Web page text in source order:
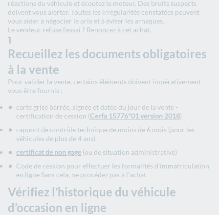
réactions du véhicule et écoutez le moteur. Des bruits suspects
doivent vous alerter. Toutes les irrégularités constatées peuvent
vous aider à négocier le prix et à éviter les arnaques.
Le vendeur refuse l’essai ? Renoncez à cet achat.
1
Recueillez les documents obligatoires
à la vente
Pour valider la vente, certains éléments doivent impérativement
vous être fournis :
carte grise barrée, signée et datée du jour de la vente -
certification de cession (Cerfa 15776*01 version 2018)
rapport de contrôle technique de moins de 6 mois (pour les
véhicules de plus de 4 ans)
certificat de non gage (ou de situation administrative)
Code de cession pour effectuer les formalités d’immatriculation
en ligne Sans cela, ne procédez pas à l’achat.
Vérifiez l’historique du véhicule
d’occasion en ligne